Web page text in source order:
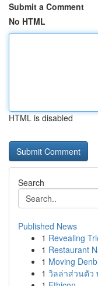
Submit a Comment
No HTML
HTML is disabled
Search
Published News
1 Revealing
1 Restaurant
1 Moving
1 วิลล่าส่วนตัว